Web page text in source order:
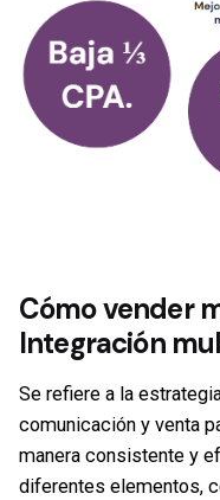
Cómo vender
Integración
Se refiere a la
comunicación y venta
manera consistente y
diferentes elementos,